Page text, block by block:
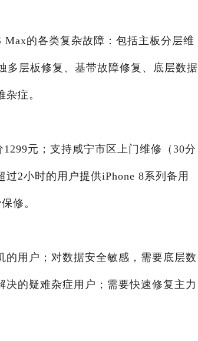
的各类复杂故障：包括主板分层维
多层板修复、基带故障修复、底层数据
症。
元；支持咸宁市区上门维修（30分
2小时的用户提供iPhone 8系列备用
修。
用户；对数据安全敏感，需要底层数
的疑难杂症用户；需要快速修复主力